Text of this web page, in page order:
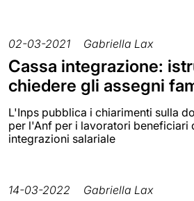
02-03-2021 Gabriella Lax
Cassa integrazione:
chiedere gli assegni
L'Inps pubblica i chiarimenti sulla
per l'Anf per i lavoratori beneficiari
integrazioni salariale
14-03-2022 Gabriella Lax